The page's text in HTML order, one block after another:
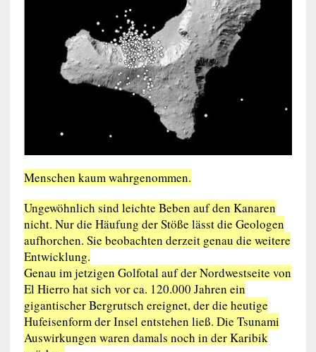
Menschen kaum wahrgenommen.
Ungewöhnlich sind leichte Beben auf den Kanaren
nicht. Nur die Häufung der Stöße lässt die Geologen
aufhorchen. Sie beobachten derzeit genau die weitere
Entwicklung.
Genau im jetzigen Golfotal auf der Nordwestseite von
El Hierro hat sich vor ca. 120.000 Jahren ein
gigantischer Bergrutsch ereignet, der die heutige
Hufeisenform der Insel entstehen ließ. Die Tsunami
Auswirkungen waren damals noch in der Karibik